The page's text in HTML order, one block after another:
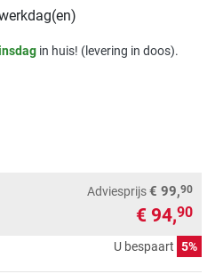
in huis! (levering in doos).
Adviesprijs€ 99,90
€ 94,90
U bespaart 5%